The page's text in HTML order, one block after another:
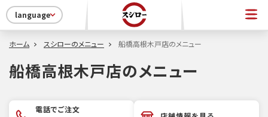
language
ホーム スシローのメニュー 船橋高根木戸店のメニュー
船橋高根木戸店のメニュー
電話でご注文